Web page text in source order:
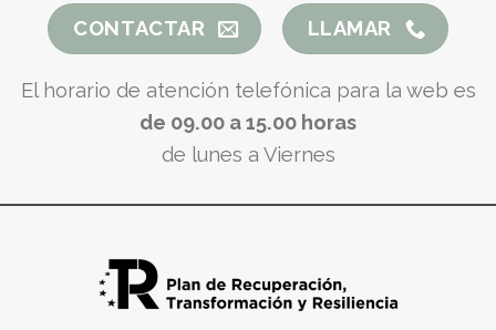
CONTACTAR LLAMAR
El horario de atención telefónica para la web es
de 09.00 a 15.00 horas
de lunes a Viernes